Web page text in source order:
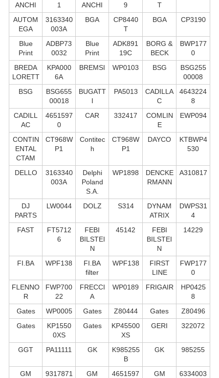
ANCHI
1
ANCHI
9
T
AUTOM
EGA
3163340
003A
BGA
CP8440
T
BGA CP3190
Blue
Print
ADBP73
0032
Blue
Print
ADK891
19C
BORG &
BECK
BWP177
0
BREDA
LORETT
KPA000
6A
BREMSI WP0103 BSG
BSG255
00008
BSG
BSG655
00018
BUGATT
I
PA5013
CADILLA
C
4643224
8
CADILL
AC
4651597
0
CAR 332417
COMLIN
E
EWP094
CONTIN
ENTAL
CTAM
CT968W
P1
Contitec
h
CT968W
P1
DAYCO
KTBWP4
530
DELLO
3163340
003A
Delphi
Poland
S.А.
WP1898
DENCKE
RMANN
A310817
DJ
PARTS
LW0044 DOLZ S314
DYNAM
ATRIX
DWPS31
4
FAST
FT5712
6
FEBI
BILSTEI
N
45142
FEBI
BILSTEI
N
14229
FI.BA WPF138
FI.BA
filter
WPF138
FIRST
LINE
FWP177
0
FLENNO
R
FWP700
22
FRECCI
A
WP0189 FRIGAIR
HP0425
8
Gates
WP0005 Gates Z80444 Gates
Z80496
Gates
KP1550
0XS
Gates
KP45500
XS
GERI 322072
GGT PA11111 GK
K985255
B
GK 985255
GM
9317871
GM
4651597
GM
6334003